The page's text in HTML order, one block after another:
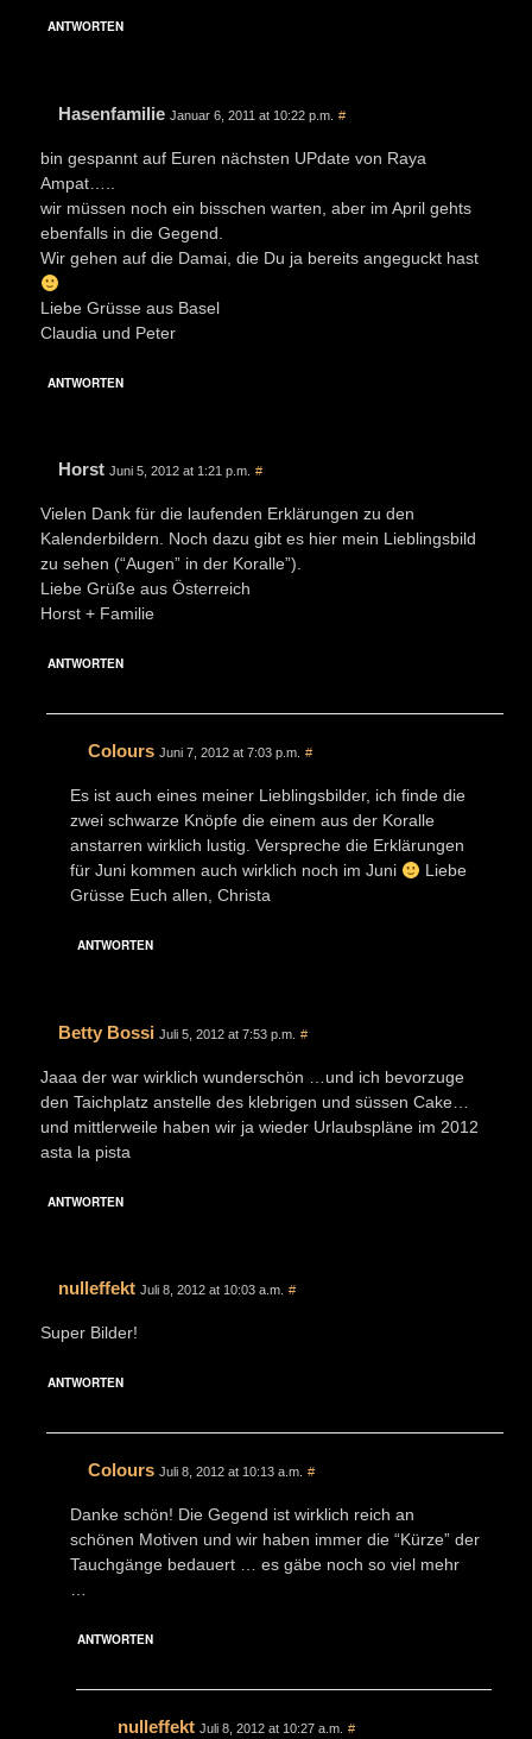
ANTWORTEN
Hasenfamilie Januar 6, 2011 at 10:22 p.m. #
bin gespannt auf Euren nächsten UPdate von Raya
Ampat…..
wir müssen noch ein bisschen warten, aber im April gehts
ebenfalls in die Gegend.
Wir gehen auf die Damai, die Du ja bereits angeguckt hast
Liebe Grüsse aus Basel
Claudia und Peter
ANTWORTEN
Horst Juni 5, 2012 at 1:21 p.m. #
Vielen Dank für die laufenden Erklärungen zu den
Kalenderbildern. Noch dazu gibt es hier mein Lieblingsbild
zu sehen (“Augen” in der Koralle”).
Liebe Grüße aus Österreich
Horst + Familie
ANTWORTEN
Colours Juni 7, 2012 at 7:03 p.m. #
Es ist auch eines meiner Lieblingsbilder, ich finde die
zwei schwarze Knöpfe die einem aus der Koralle
anstarren wirklich lustig. Verspreche die Erklärungen
für Juni kommen auch wirklich noch im Juni
Liebe
Grüsse Euch allen, Christa
ANTWORTEN
Betty Bossi Juli 5, 2012 at 7:53 p.m. #
Jaaa der war wirklich wunderschön …und ich bevorzuge
den Taichplatz anstelle des klebrigen und süssen Cake…
und mittlerweile haben wir ja wieder Urlaubspläne im 2012
asta la pista
ANTWORTEN
nulleffekt Juli 8, 2012 at 10:03 a.m. #
Super Bilder!
ANTWORTEN
Colours Juli 8, 2012 at 10:13 a.m. #
Danke schön! Die Gegend ist wirklich reich an
schönen Motiven und wir haben immer die “Kürze” der
Tauchgänge bedauert … es gäbe noch so viel mehr
…
ANTWORTEN
nulleffekt Juli 8, 2012 at 10:27 a.m. #